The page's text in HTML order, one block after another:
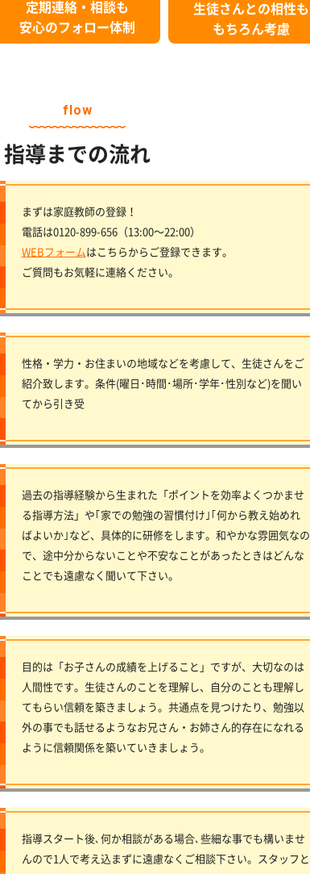
定期連絡・相談も
安心のフォロー体制
生徒さんとの相性も
もちろん考慮
flow
指導までの流れ
まずは家庭教師の登録！
電話は0120-899-656（13:00〜22:00）
WEBフォームはこちらからご登録できます。
ご質問もお気軽に連絡ください。
性格・学力・お住まいの地域などを考慮して、生徒さんをご
紹介致します。条件(曜日･時間･場所･学年･性別など)を聞い
てから引き受
過去の指導経験から生まれた「ポイントを効率よくつかませ
る指導方法」や｢家での勉強の習慣付け｣｢何から教え始めれ
ばよいか｣など、具体的に研修をします。和やかな雰囲気なの
で、途中分からないことや不安なことがあったときはどんな
ことでも遠慮なく聞いて下さい。
目的は「お子さんの成績を上げること」ですが、大切なのは
人間性です。生徒さんのことを理解し、自分のことも理解し
てもらい信頼を築きましょう。共通点を見つけたり、勉強以
外の事でも話せるようなお兄さん・お姉さん的存在になれる
ように信頼関係を築いていきましょう。
指導スタート後､何か相談がある場合､些細な事でも構いませ
んので1人で考え込まずに遠慮なくご相談下さい。スタッフと